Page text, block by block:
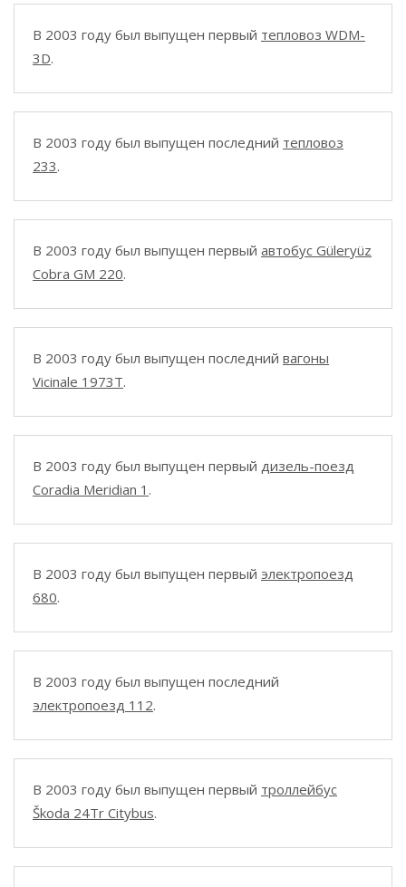
В 2003 году был выпущен первый тепловоз WDM-
3D.
В 2003 году был выпущен последний тепловоз
233.
В 2003 году был выпущен первый автобус Güleryüz
Cobra GM 220.
В 2003 году был выпущен последний вагоны
Vicinale 1973T.
В 2003 году был выпущен первый дизель-поезд
Coradia Meridian 1 .
В 2003 году был выпущен первый электропоезд
680.
В 2003 году был выпущен последний
электропоезд 112.
В 2003 году был выпущен первый троллейбус
Škoda 24Tr Citybus.